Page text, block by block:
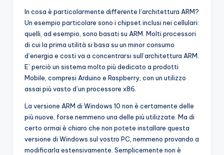
In cosa è particolarmente differente l’architettura ARM?
Un esempio particolare sono i chipset inclusi nei cellulari:
quelli, ad esempio, sono basati su ARM. Molti processori
di cui la prima utilità si basa su un minor consumo
d’energia e costi va a concentrarsi sull’architettura ARM.
E’ perciò un sistema molto più dedicato a prodotti
Mobile, compresi Arduino e Raspberry, con un utilizzo
assai più vasto d’un processore x86.
La versione ARM di Windows 10 non è certamente delle
più nuove, forse nemmeno una delle più utilizzate. Ma di
certo ormai è chiaro che non potete installare questa
versione di Windows sul vostro PC, nemmeno provando a
modificarla estensivamente. Semplicemente non è